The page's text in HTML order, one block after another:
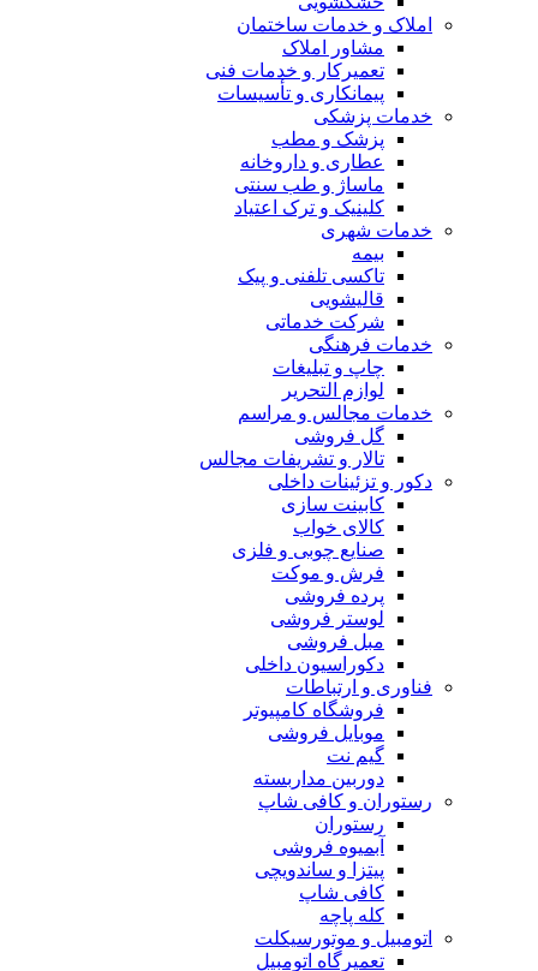
املاک و خدمات ساختمان
مشاور املاک
تعمیرکار و خدمات فنی
پیمانکاری و تأسیسات
خدمات پزشکی
پزشک و مطب
عطاری و داروخانه
ماساژ و طب سنتی
کلینیک و ترک اعتیاد
خدمات شهری
بیمه
تاکسی تلفنی و پیک
قالیشویی
شرکت خدماتی
خدمات فرهنگی
چاپ و تبليغات
لوازم التحریر
خدمات مجالس و مراسم
گل فروشی
تالار و تشریفات مجالس
دکور و تزئینات داخلی
کابینت سازی
کالای خواب
صنایع چوبی و فلزی
فرش و موکت
پرده فروشی
لوستر فروشی
مبل فروشی
دکوراسیون داخلی
فناوری و ارتباطات
فروشگاه كامپيوتر
موبایل فروشی
گیم نت
دوربين مداربسته
رستوران و کافی شاپ
رستوران
آبمیوه فروشی
پیتزا و ساندویچی
کافی شاپ
کله پاچه
اتومبيل و موتورسيكلت
تعمیرگاه اتومبیل